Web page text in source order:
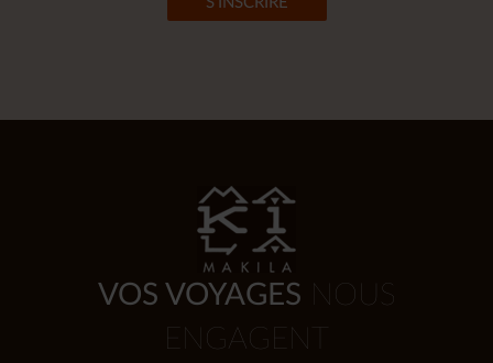
VOS VOYAGES NOUS
ENGAGENT